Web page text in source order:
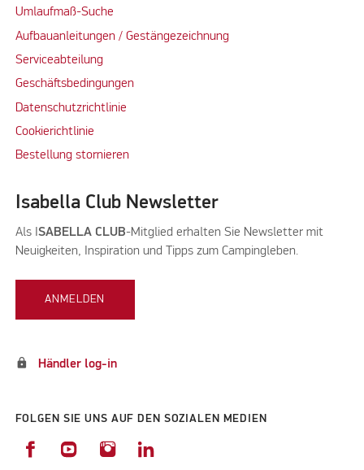
Umlaufmaß-Suche
Aufbauanleitungen / Gestängezeichnung
Serviceabteilung
Geschäftsbedingungen
Datenschutzrichtlinie
Cookierichtlinie
Bestellung stornieren
Isabella Club Newsletter
Als I SABELLA CLUB-Mitglied erhalten Sie Newsletter mit
Neuigkeiten, Inspiration und Tipps zum Campingleben.
ANMELDEN
lock Händler log-in
FOLGEN SIE UNS AUF DEN SOZIALEN MEDIEN